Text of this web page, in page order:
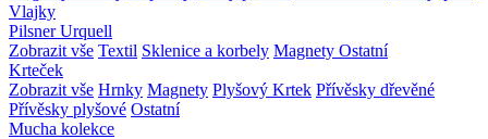
Vlajky
Pilsner Urquell
Zobrazit vše Textil Sklenice a korbely Magnety Ostatní
Krteček
Zobrazit vše Hrnky Magnety Plyšový Krtek Přívěsky dřevěné
Přívěsky plyšové Ostatní
Mucha kolekce